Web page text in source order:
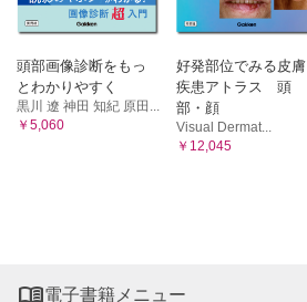
頭部画像診断をもっ
とわかりやすく
黒川 遼 神田 知紀 原田...
￥5,060
好発部位でみる皮膚
疾患アトラス 頭
部・顔
Visual Dermat...
￥12,045
電子書籍メニュー